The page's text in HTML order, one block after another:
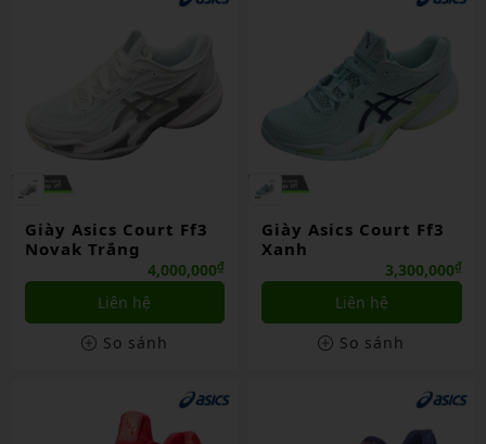
Giày Asics Court Ff3
Novak Trắng
4,000,000₫
Liên hệ
So sánh
Giày Asics Court Ff3
Xanh
3,300,000₫
Liên hệ
So sánh